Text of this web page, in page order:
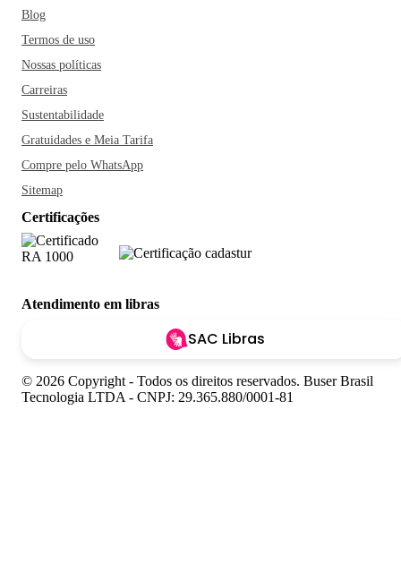
Blog
Termos de uso
Nossas políticas
Carreiras
Sustentabilidade
Gratuidades e Meia Tarifa
Compre pelo WhatsApp
Sitemap
Certificações
Atendimento em libras
SAC Libras
© 2026 Copyright - Todos os direitos reservados. Buser Brasil
Tecnologia LTDA - CNPJ: 29.365.880/0001-81